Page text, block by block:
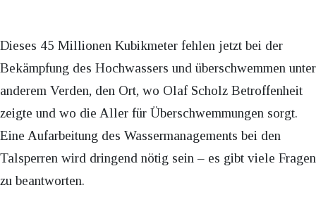
Dieses 45 Millionen Kubikmeter fehlen jetzt bei der
Bekämpfung des Hochwassers und überschwemmen unter
anderem Verden, den Ort, wo Olaf Scholz Betroffenheit
zeigte und wo die Aller für Überschwemmungen sorgt.
Eine Aufarbeitung des Wassermanagements bei den
Talsperren wird dringend nötig sein – es gibt viele Fragen
zu beantworten.